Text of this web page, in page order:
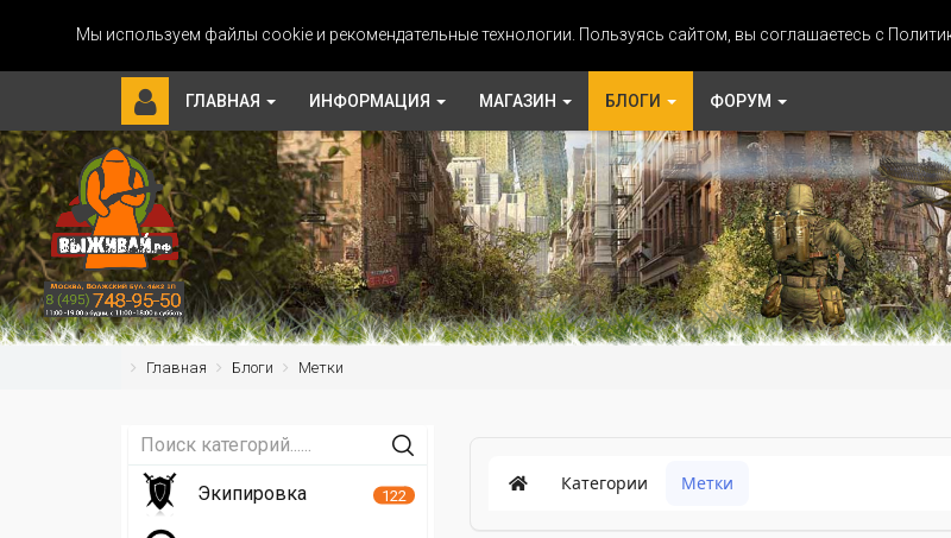
Мы используем файлы cookie и рекомендательные технологии. Пользуясь сайтом, вы соглашаетесь с
ГЛАВНАЯ ИНФОРМАЦИЯ МАГАЗИН БЛОГИ ФОРУМ
Главная Блоги Метки
Категории Метки
Экипировка 122